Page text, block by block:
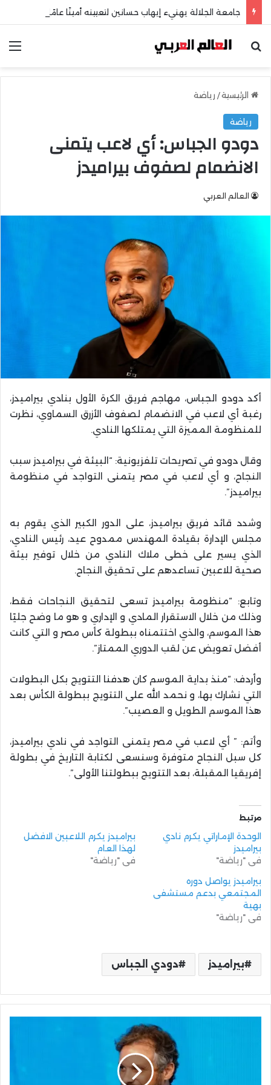
بحث عن
الرئيسية/ رياضة
رياضة
دودو الجباس: أي لاعب يتمنى
الانضمام لصفوف بيراميدز
العالم العربي
أكد دودو الجباس، مهاجم فريق الكرة الأول بنادي بيراميدز،
رغبة أي لاعب في الانضمام لصفوف الأزرق السماوي، نظرت
للمنظومة المميزة التي يمتلكها النادي.
وقال دودو في تصريحات تلفزيونية: “البيئة في بيراميدز سبب
النجاح، و أي لاعب في مصر يتمنى التواجد في منظومة
بيراميدز”.
وشدد قائد فريق بيراميدز، على الدور الكبير الذي يقوم به
مجلس الإدارة بقيادة المهندس ممدوح عيد، رئيس النادي،
الذي يسير على خطى ملاك النادي من خلال توفير بيئة
صحية للاعبين تساعدهم على تحقيق النجاح.
وتابع: “منظومة بيراميدز تسعى لتحقيق النجاحات فقط،
وذلك من خلال الاستقرار المادي و الإداري و هو ما وضح جليًا
هذا الموسم، والذي اختتمناه ببطولة كأس مصر و التي كانت
أفضل تعويض عن لقب الدوري الممتاز”.
وأردف: “منذ بداية الموسم كان هدفنا التتويج بكل البطولات
التي نشارك بها، و نحمد الله على التتويج ببطولة الكأس بعد
هذا الموسم الطويل و العصيب”.
وأتم: ” أي لاعب في مصر يتمنى التواجد في نادي بيراميدز،
كل سبل النجاح متوفرة وسنسعى لكتابة التاريخ في بطولة
إفريقيا المقبلة، بعد التتويج ببطولتنا الأولى”.
مرتبط
الوحدة الإماراتي يكرم نادي
بيراميدز
في "رياضة"
بيراميدز يكرم اللاعبين الافضل
لهذا العام
في "رياضة"
بيراميدز يواصل دوره
المجتمعي بدعم مستشفى
بهية
في "رياضة"
بيراميدز دودي الجباس